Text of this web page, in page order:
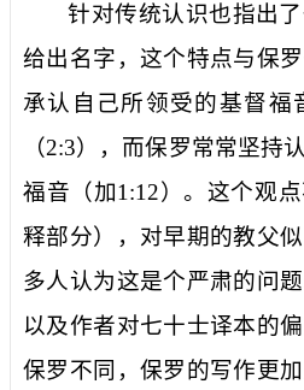
针对传统认识也指出
给出名字，这个特点与保
承认自己所领受的基督福
（2:3），而保罗常常坚持
福音（加1:12）。这个观
释部分），对早期的教父
多人认为这是个严肃的问
以及作者对七十士译本的
保罗不同，保罗的写作更